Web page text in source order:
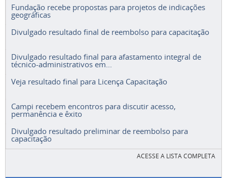
Fundação recebe propostas para projetos de indicações
geográficas
Divulgado resultado final de reembolso para capacitação
Divulgado resultado final para afastamento integral de
técnico-administrativos em...
Veja resultado final para Licença Capacitação
Campi recebem encontros para discutir acesso,
permanência e êxito
Divulgado resultado preliminar de reembolso para
capacitação
ACESSE A LISTA COMPLETA